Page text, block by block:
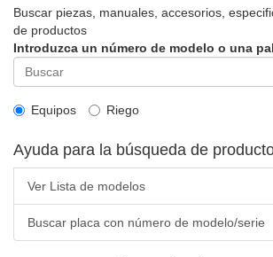
Buscar piezas, manuales, accesorios,
de productos
Introduzca un número de modelo o una
Equipos Riego
Ayuda para la búsqueda de
Ver Lista de modelos
Buscar placa con número de modelo/serie